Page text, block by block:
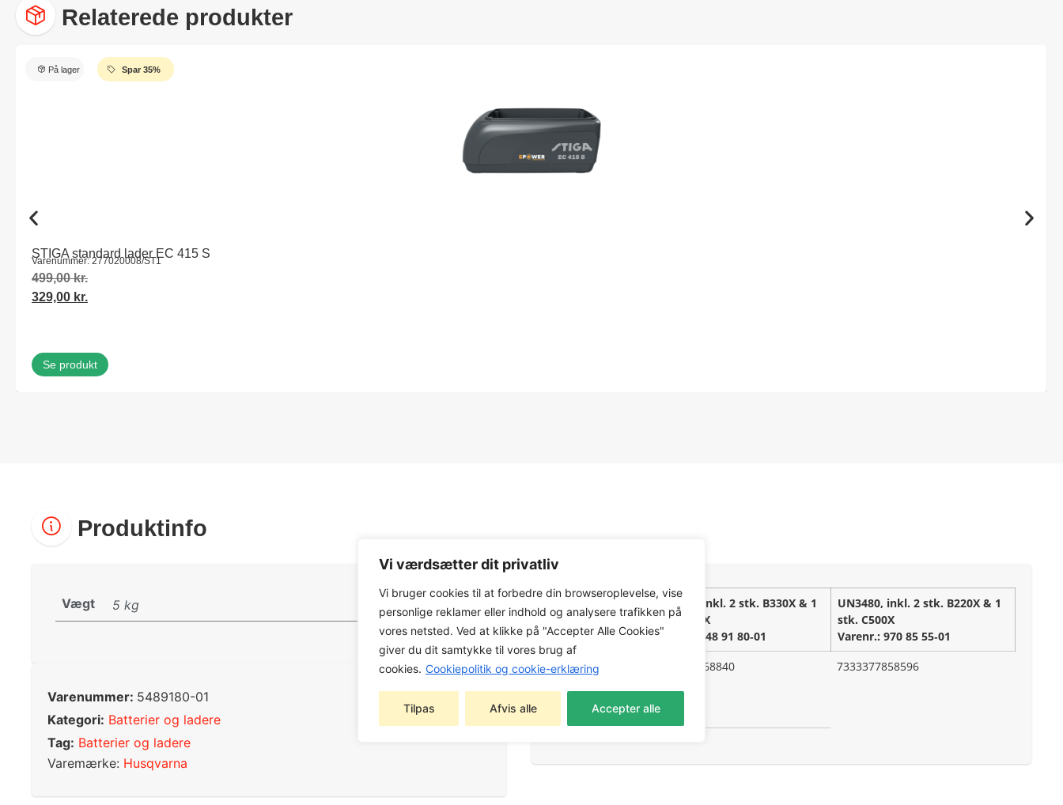
Vi værdsætter dit privatliv
Vi bruger cookies til at forbedre din browseroplevelse, vise
personlige reklamer eller indhold og analysere trafikken på
vores netsted. Ved at klikke på "Accepter Alle Cookies"
giver du dit samtykke til vores brug af
cookies. Cookiepolitik og cookie-erklæring
Tilpas Afvis alle Accepter alle
Relaterede produkter
På lager Spar 35%
STIGA standard lader EC 415 S
Varenummer: 277020008/ST1
499,00kr.
329,00 kr.
Se produkt
Produktinfo
Vægt 5 kg
Varenummer: 5489180-01
Kategori: Batterier og ladere
Tag: Batterier og ladere
Varemærke: Husqvarna
Produktdata
UN3480, inkl. 2 stk. B330X & 1
stk. C750X
Varenr.: 548 91 80‑01
UN3480, inkl. 2 stk. B220X & 1
stk. C500X
Varenr.: 970 85 55‑01
GTIN-
13/EAN
7333377768840 7333377858596